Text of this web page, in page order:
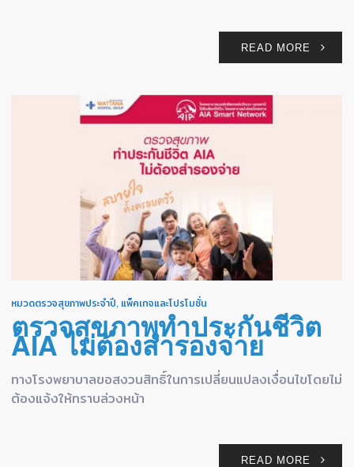
READ MORE
หมวดตรวจสุขภาพประจำปี, แพ็คเกจและโปรโมชั่น
ตรวจสุขภาพทำประกันชีวิต
AIA ไม่ต้องสำรองจ่าย
ทางโรงพยาบาลขอสงวนสิทธิ์ในการเปลี่ยนแปลงเงื่อนไขโดยไม่
ต้องแจ้งให้ทราบล่วงหน้า
READ MORE